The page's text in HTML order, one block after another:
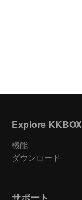
Explore KKBOX
機能
ダウンロード